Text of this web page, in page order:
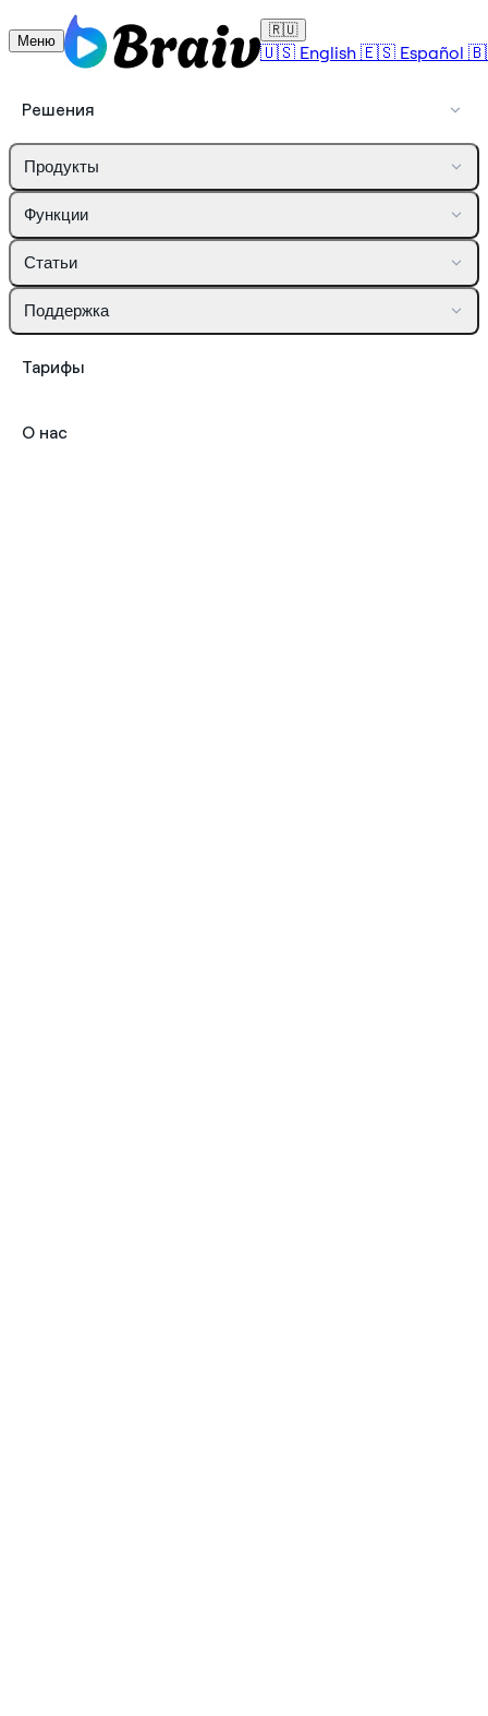
Меню
🇷🇺
🇺🇸 English 🇪🇸 Español
Решения
Продукты
Функции
Статьи
Поддержка
Тарифы
О нас